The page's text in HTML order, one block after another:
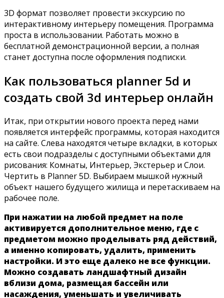
3D формат позволяет провести экскурсию по
интерактивному интерьеру помещения. Программа
проста в использовании. Работать можно в
бесплатной демонстрационной версии, а полная
станет доступна после оформления подписки.
Как пользоваться planner 5d и
создать свой 3d интерьер онлайн
Итак, при открытии нового проекта перед нами
появляется интерфейс программы, которая находится
на сайте. Слева находятся четыре вкладки, в которых
есть свои подразделы с доступными объектами для
рисования: Комнаты, Интерьер, Экстерьер и Слои.
Чертить в Planner 5D. Выбираем мышкой нужный
объект нашего будущего жилища и перетаскиваем на
рабочее поле.
При нажатии на любой предмет на поле
активируется дополнительное меню, где с
предметом можно проделывать ряд действий,
а именно копировать, удалить, применить
настройки. И это еще далеко не все функции.
Можно создавать ландшафтный дизайн
вблизи дома, размещая бассейн или
насаждения, уменьшать и увеличивать